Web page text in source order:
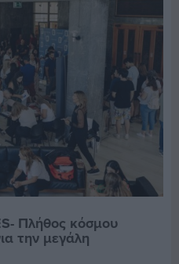
Πλήθος κόσμου
την μεγάλη